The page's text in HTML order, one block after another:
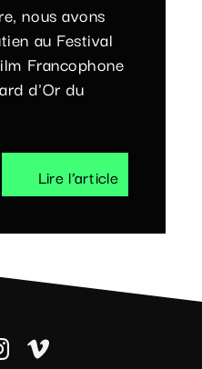
nous avons
au Festival
Francophone
d'Or du
Lire l’article